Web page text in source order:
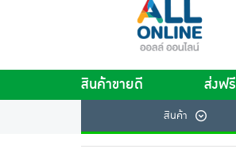
สินค้าขายดี ส่งฟ
สินค้า